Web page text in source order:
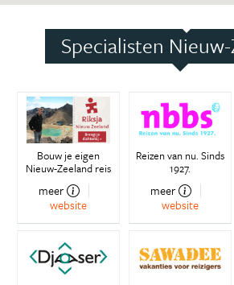
Specialisten
Bouw je eigen
Nieuw-Zeeland reis
meer
website
Reizen van nu. Sinds
1927.
meer
website